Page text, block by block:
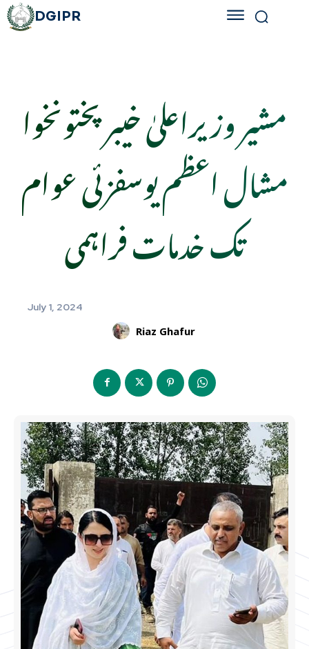
DGIPR
مشیر وزیراعلیٰ خیبرپختونخوا
مشال اعظم یوسفزئی عوام
تک خدمات فراہمی
July 1, 2024
Riaz Ghafur